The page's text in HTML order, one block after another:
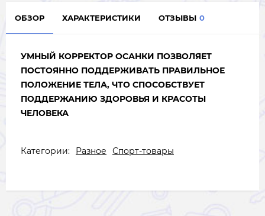
ОБЗОР ХАРАКТЕРИСТИКИ ОТЗЫВЫ 0
УМНЫЙ КОРРЕКТОР ОСАНКИ ПОЗВОЛЯЕТ
ПОСТОЯННО ПОДДЕРЖИВАТЬ ПРАВИЛЬНОЕ
ПОЛОЖЕНИЕ ТЕЛА, ЧТО СПОСОБСТВУЕТ
ПОДДЕРЖАНИЮ ЗДОРОВЬЯ И КРАСОТЫ
ЧЕЛОВЕКА
Категории: Разное Спорт-товары